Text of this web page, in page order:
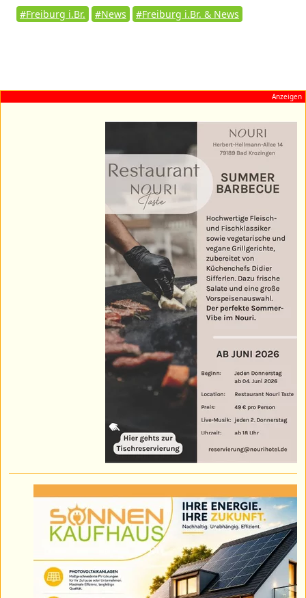
#Freiburg i.Br. #News #Freiburg i.Br. & News
Anzeigen